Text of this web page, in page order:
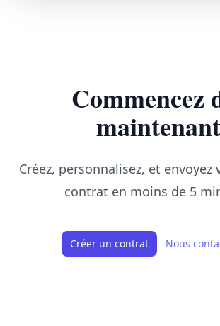
Commencez
maintenant
Créez, personnalisez, et
contrat en moins de 5
Créer un contrat Nous